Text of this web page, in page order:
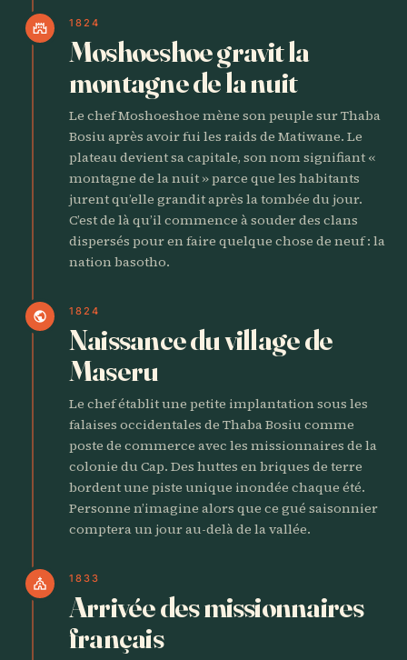
castle 1824
Moshoeshoe gravit la
montagne de la nuit
Le chef Moshoeshoe mène son peuple sur Thaba
Bosiu après avoir fui les raids de Matiwane. Le
plateau devient sa capitale, son nom signifiant «
montagne de la nuit » parce que les habitants
jurent qu’elle grandit après la tombée du jour.
C’est de là qu’il commence à souder des clans
dispersés pour en faire quelque chose de neuf : la
nation basotho.
public 1824
Naissance du village de
Maseru
Le chef établit une petite implantation sous les
falaises occidentales de Thaba Bosiu comme
poste de commerce avec les missionnaires de la
colonie du Cap. Des huttes en briques de terre
bordent une piste unique inondée chaque été.
Personne n’imagine alors que ce gué saisonnier
comptera un jour au-delà de la vallée.
church 1833
Arrivée des missionnaires
français